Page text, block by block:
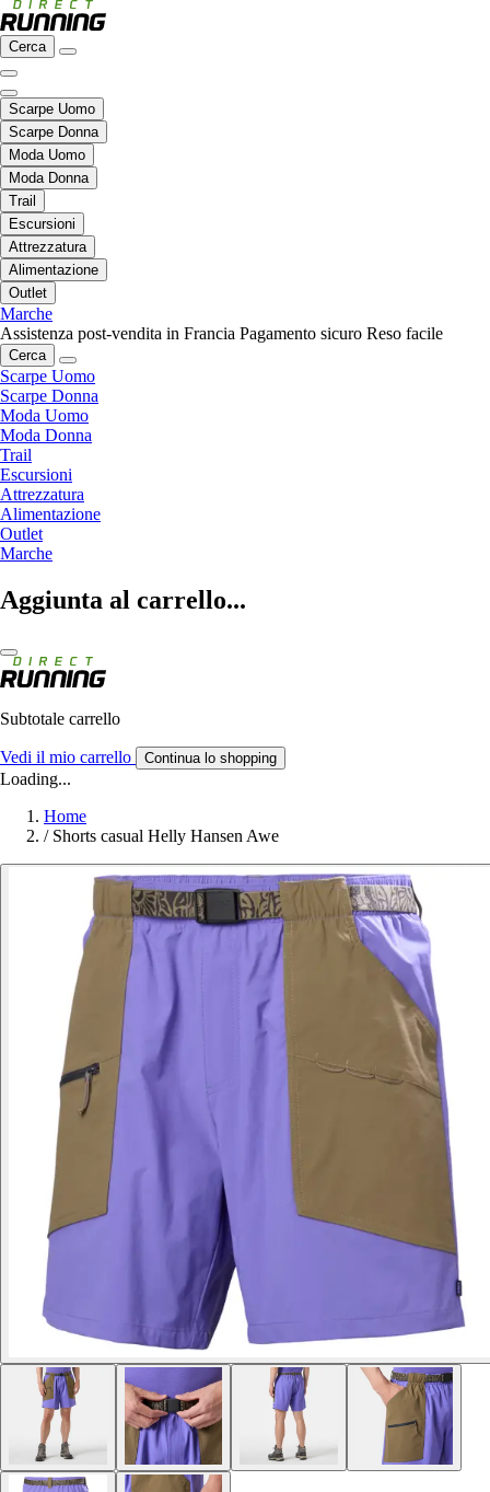
Cerca
Scarpe Uomo
Scarpe Donna
Moda Uomo
Moda Donna
Trail
Escursioni
Attrezzatura
Alimentazione
Outlet
Marche
Assistenza post-vendita in Francia Pagamento sicuro Reso facile
Cerca
Scarpe Uomo
Scarpe Donna
Moda Uomo
Moda Donna
Trail
Escursioni
Attrezzatura
Alimentazione
Outlet
Marche
Aggiunta al carrello...
Subtotale carrello
Vedi il mio carrello Continua lo shopping
Loading...
Home
/ Shorts casual Helly Hansen Awe